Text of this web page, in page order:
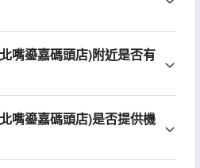
嘴鎏嘉碼頭店)附近是否有
嘴鎏嘉碼頭店)是否提供機